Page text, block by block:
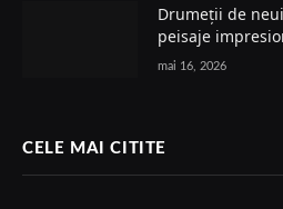
Drumeții de
peisaje
mai 16, 2026
CELE MAI CITITE